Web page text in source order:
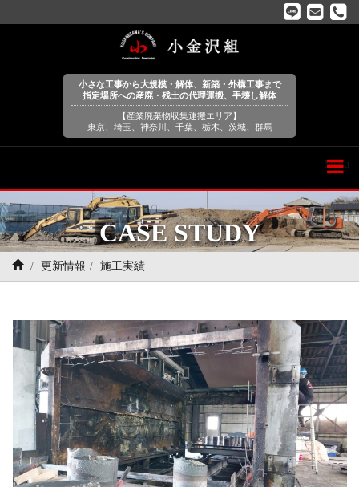
小さな工事から大規模・解体、新築・外構工事まで
指定場所への産廃・残土の代理運搬、手壊し解体
【産業廃棄物収集運搬エリア】
東京、埼玉、神奈川、千葉、栃木、茨城、群馬
Menu
CASE STUDY
更新情報 施工実績